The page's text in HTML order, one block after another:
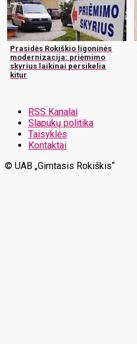
Prasidės Rokiškio ligoninės
modernizacija: priėmimo
skyrius laikinai persikelia
kitur
RSS Kanalai
Slapukų politika
Taisyklės
Kontaktai
© UAB „Gimtasis Rokiškis“